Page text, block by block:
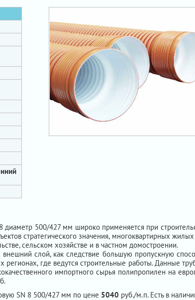
диаметр 500/427 мм широко применяется при
стратегического значения, многоквартирных
сельском хозяйстве и в частном домостроении.
слой, как следствие большую пропускную
где ведутся строительные работы. Данные
импортного сырья полипропилен на
SN 8 500/427 мм по цене 5040 руб./м.п. Есть в